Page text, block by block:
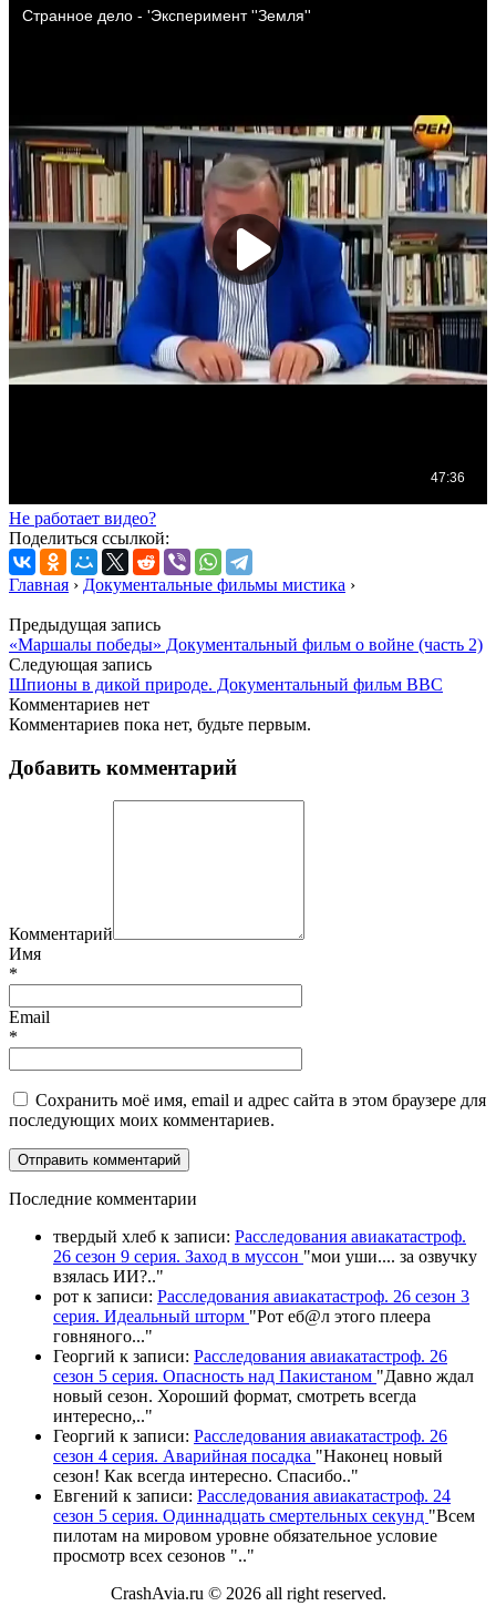
Не работает видео?
Поделиться ссылкой:
Главная › Документальные фильмы мистика ›
Предыдущая запись
«Маршалы победы» Документальный фильм о войне (часть 2)
Следующая запись
Шпионы в дикой природе. Документальный фильм BBC
Комментариев нет
Комментариев пока нет, будьте первым.
Добавить комментарий
Комментарий
Имя
*
Email
*
Сохранить моё имя, email и адрес сайта в этом браузере для
последующих моих комментариев.
Последние комментарии
твердый хлеб к записи: Расследования авиакатастроф.
26 сезон 9 серия. Заход в муссон "мои уши.... за озвучку
взялась ИИ?.."
рот к записи: Расследования авиакатастроф. 26 сезон 3
серия. Идеальный шторм "Рот еб@л этого плеера
говняного..."
Георгий к записи: Расследования авиакатастроф. 26
сезон 5 серия. Опасность над Пакистаном "Давно ждал
новый сезон. Хороший формат, смотреть всегда
интересно,.."
Георгий к записи: Расследования авиакатастроф. 26
сезон 4 серия. Аварийная посадка "Наконец новый
сезон! Как всегда интересно. Спасибо.."
Евгений к записи: Расследования авиакатастроф. 24
сезон 5 серия. Одиннадцать смертельных секунд "Всем
пилотам на мировом уровне обязательное условие
просмотр всех сезонов ".."
CrashAvia.ru © 2026 all right reserved.